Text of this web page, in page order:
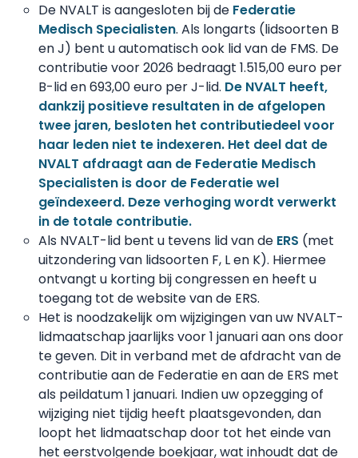
De NVALT is aangesloten bij de Federatie
Medisch Specialisten. Als longarts (lidsoorten B
en J) bent u automatisch ook lid van de FMS. De
contributie voor 2026 bedraagt 1.515,00 euro per
B-lid en 693,00 euro per J-lid. De NVALT heeft,
dankzij positieve resultaten in de afgelopen
twee jaren, besloten het contributiedeel voor
haar leden niet te indexeren. Het deel dat de
NVALT afdraagt aan de Federatie Medisch
Specialisten is door de Federatie wel
geïndexeerd. Deze verhoging wordt verwerkt
in de totale contributie.
Als NVALT-lid bent u tevens lid van de ERS (met
uitzondering van lidsoorten F, L en K). Hiermee
ontvangt u korting bij congressen en heeft u
toegang tot de website van de ERS.
Het is noodzakelijk om wijzigingen van uw NVALT-
lidmaatschap jaarlijks voor 1 januari aan ons door
te geven. Dit in verband met de afdracht van de
contributie aan de Federatie en aan de ERS met
als peildatum 1 januari. Indien uw opzegging of
wijziging niet tijdig heeft plaatsgevonden, dan
loopt het lidmaatschap door tot het einde van
het eerstvolgende boekjaar, wat inhoudt dat de